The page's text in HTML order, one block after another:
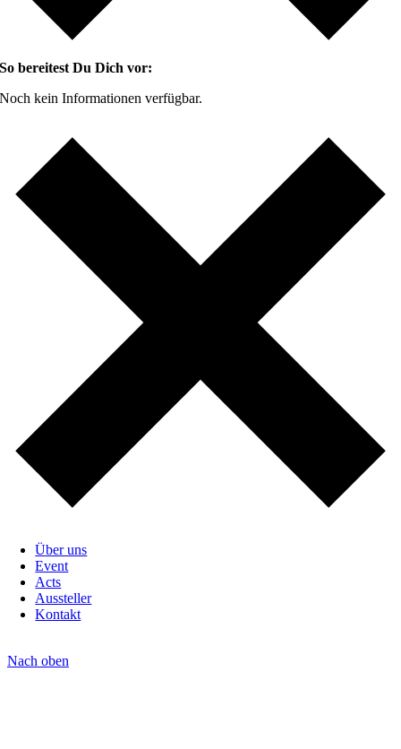
So bereitest Du Dich vor:
Noch kein Informationen verfügbar.
Über uns
Event
Acts
Aussteller
Kontakt
Nach oben